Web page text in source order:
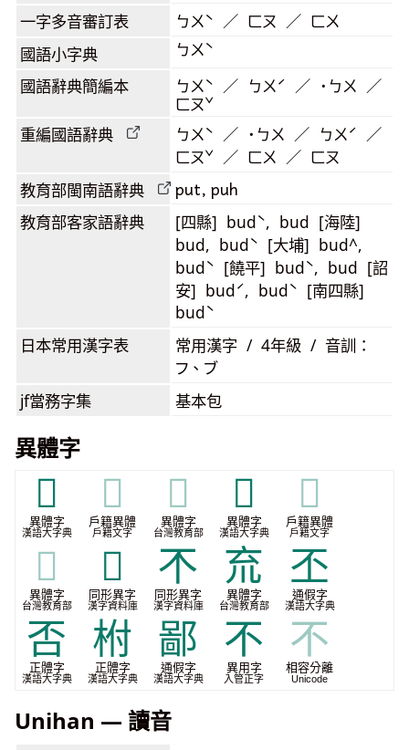
一字多音審訂表 ㄅㄨˋ ／ ㄈㄡ ／ ㄈㄨ
國語小字典 ㄅㄨˋ
國語辭典簡編本
ㄅㄨˋ ／ ㄅㄨˊ ／ ˙ㄅㄨ ／
ㄈㄡˇ
重編國語辭典
ㄅㄨˋ ／ ˙ㄅㄨ ／ ㄅㄨˊ ／
ㄈㄡˇ ／ ㄈㄨ ／ ㄈㄡ
教育部閩南語辭典 put, puh
教育部客家語辭典
[四縣] budˋ, bud [海陸]
bud, budˋ [大埔] bud^,
budˋ [饒平] budˋ, bud [詔
安] budˊ, budˋ [南四縣]
budˋ
日本常用漢字表
常用漢字 / 4年級 / 音訓：
フ、ブ
jf當務字集 基本包
異體字
𠀚
異體字
漢語大字典
𠀚
戶籍異體
戶籍文字
𠀚
異體字
台灣教育部
𠙐
異體字
漢語大字典
𠙐
戶籍異體
戶籍文字
𠙐
異體字
台灣教育部
𡭕
同形異字
漢字資料庫
𣎴
同形異字
漢字資料庫
㐬
異體字
台灣教育部
丕
通假字
漢語大字典
否
正體字
漢語大字典
柎
正體字
漢語大字典
鄙
通假字
漢語大字典
不
異用字
入管正字
不
相容分離
Unicode
Unihan — 讀音